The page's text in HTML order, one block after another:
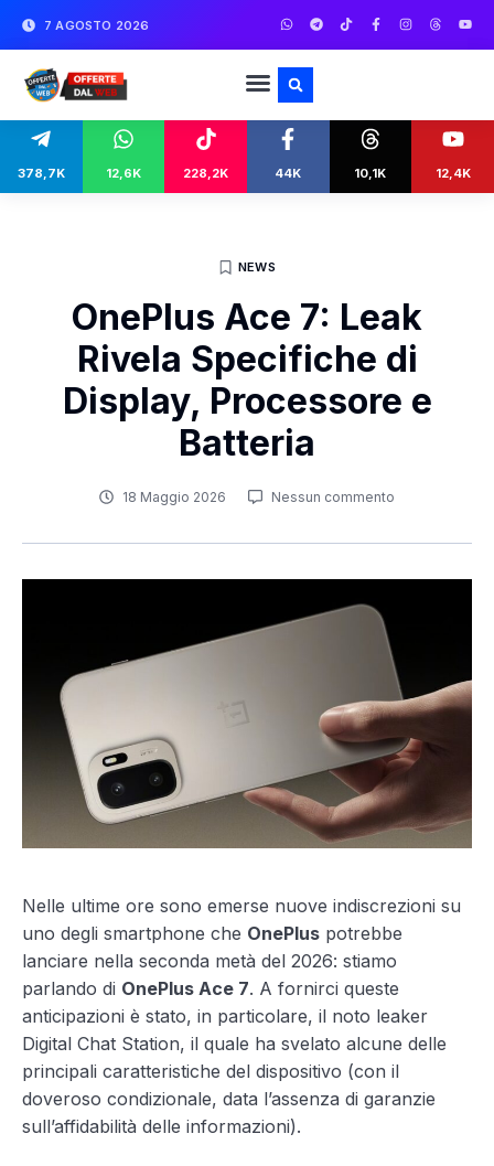
7 AGOSTO 2026
378,7K 12,6K 228,2K 44K 10,1K 12,4K
NEWS
OnePlus Ace 7: Leak
Rivela Specifiche di
Display, Processore e
Batteria
18 Maggio 2026 Nessun commento
Nelle ultime ore sono emerse nuove indiscrezioni su
uno degli smartphone che OnePlus potrebbe
lanciare nella seconda metà del 2026: stiamo
parlando di OnePlus Ace 7. A fornirci queste
anticipazioni è stato, in particolare, il noto leaker
Digital Chat Station, il quale ha svelato alcune delle
principali caratteristiche del dispositivo (con il
doveroso condizionale, data l’assenza di garanzie
sull’affidabilità delle informazioni).